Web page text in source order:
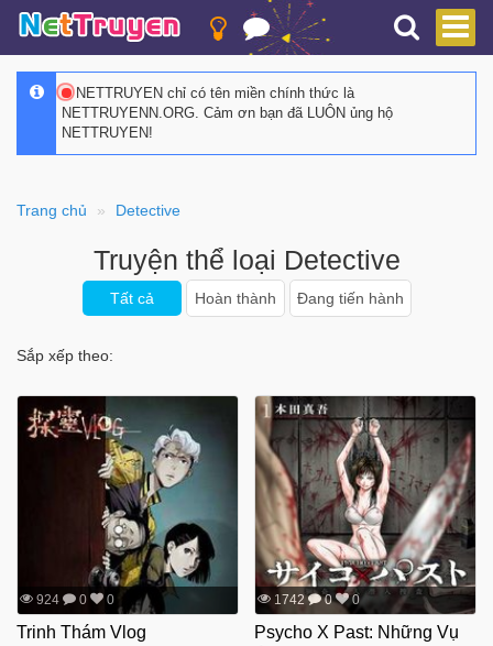
NETTRUYEN chỉ có tên miền chính thức là
NETTRUYENN.ORG. Cảm ơn bạn đã LUÔN ủng hộ
NETTRUYEN!
Trang chủ Detective
Truyện thể loại Detective
Tất cả Hoàn thành Đang tiến hành
Sắp xếp theo:
924 0 0
Trinh Thám Vlog
1742 0 0
Psycho X Past: Những Vụ